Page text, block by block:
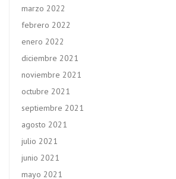
marzo 2022
febrero 2022
enero 2022
diciembre 2021
noviembre 2021
octubre 2021
septiembre 2021
agosto 2021
julio 2021
junio 2021
mayo 2021